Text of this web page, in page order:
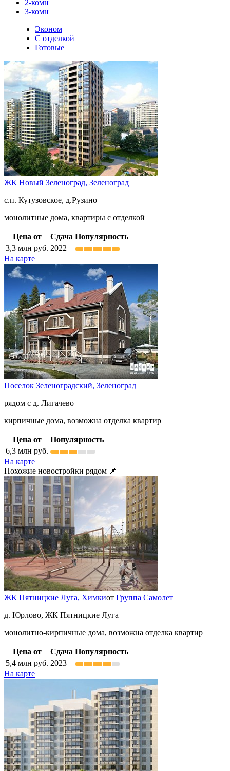
2-комн
3-комн
Эконом
С отделкой
Готовые
ЖК Новый Зеленоград, Зеленоград
с.п. Кутузовское, д.Рузино
монолитные дома, квартиры с отделкой
Цена от Сдача Популярность
3,3 млн руб. 2022
На карте
Поселок Зеленоградский, Зеленоград
рядом с д. Лигачево
кирпичные дома, возможна отделка квартир
Цена от
Популярность
6,3 млн руб.
На карте
Похожие новостройки рядом 📌
ЖК Пятницкие Луга, Химкиот Группа Самолет
д. Юрлово, ЖК Пятницкие Луга
монолитно-кирпичные дома, возможна отделка квартир
Цена от Сдача Популярность
5,4 млн руб. 2023
На карте